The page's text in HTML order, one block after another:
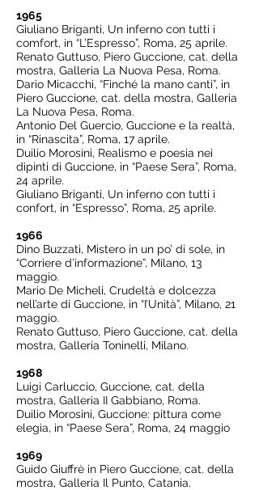
1965
Giuliano Briganti, Un inferno con tutti i
comfort, in “L’Espresso”, Roma, 25 aprile.
Renato Guttuso, Piero Guccione, cat. della
mostra, Galleria La Nuova Pesa, Roma.
Dario Micacchi, “Finché la mano canti”, in
Piero Guccione, cat. della mostra, Galleria
La Nuova Pesa, Roma.
Antonio Del Guercio, Guccione e la realtà,
in “Rinascita”, Roma, 17 aprile.
Duilio Morosini, Realismo e poesia nei
dipinti di Guccione, in “Paese Sera”, Roma,
24 aprile.
Giuliano Briganti, Un inferno con tutti i
confort, in “Espresso”, Roma, 25 aprile.
1966
Dino Buzzati, Mistero in un po’ di sole, in
“Corriere d’informazione”, Milano, 13
maggio.
Mario De Micheli, Crudeltà e dolcezza
nell’arte di Guccione, in “I’Unità”, Milano, 21
maggio.
Renato Guttuso, Piero Guccione, cat. della
mostra, Galleria Toninelli, Milano.
1968
Luigi Carluccio, Guccione, cat. della
mostra, Galleria II Gabbiano, Roma.
Duilio Morosini, Guccione: pittura come
elegia, in “Paese Sera”, Roma, 24 maggio
1969
Guido Giuffrè in Piero Guccione, cat. della
mostra, Galleria Il Punto, Catania.